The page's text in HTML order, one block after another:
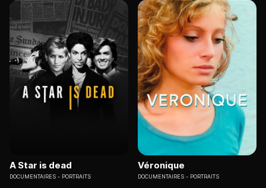
A Star is dead
DOCUMENTAIRES PORTRAITS
Véronique
DOCUMENTAIRES PORTRAITS